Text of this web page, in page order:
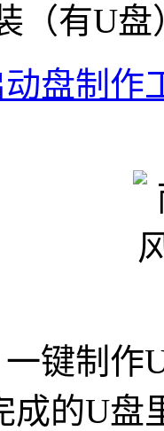
有U盘
盘制作
制作
成的U盘